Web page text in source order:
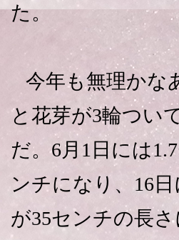
た。
今年も無理かな
と花芽が3輪つい
だ。6月1日には
ンチになり、16
が35センチの長